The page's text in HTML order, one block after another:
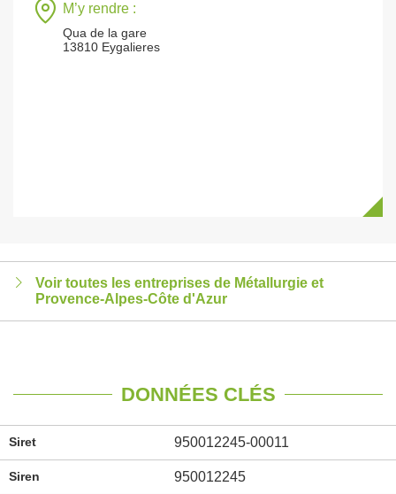
M’y rendre :
Qua de la gare
13810 Eygalieres
Voir toutes les entreprises de Métallurgie et
Provence-Alpes-Côte d'Azur
DONNÉES CLÉS
Siret 950012245-00011
Siren 950012245